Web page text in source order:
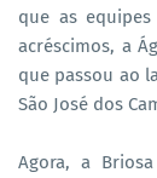
que as
acréscimos, a
que passou ao
São José dos
Agora, a